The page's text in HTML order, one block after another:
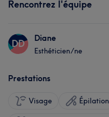
Rencontrez l'équipe
DD Diane
Esthéticien/ne
Prestations
Visage Épilation